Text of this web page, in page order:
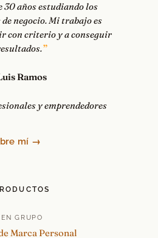
30 años estudiando los
negocio. Mi trabajo es
con criterio y a conseguir
Ramos
y emprendedores
mí →
EN GRUPO
Marca Personal